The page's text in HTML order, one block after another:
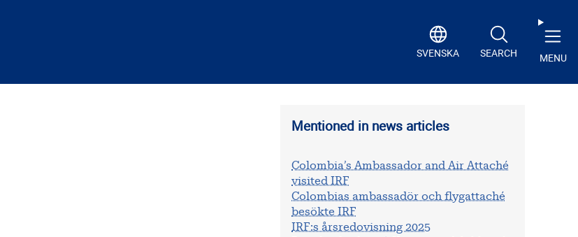
SVENSKA SEARCH MENU
Mentioned in news articles
Colombia’s Ambassador and Air Attaché
visited IRF
Colombias ambassadör och flygattaché
besökte IRF
IRF:s årsredovisning 2025